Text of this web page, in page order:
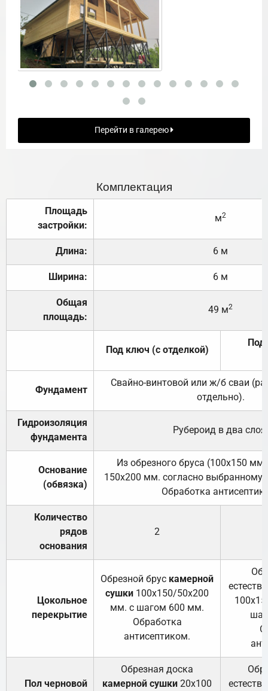
Перейти в галерею
Комплектация
Площадь
застройки:
м2
Длина: 6 м
Ширина: 6 м
Общая
площадь:
49 м2
Под ключ (с отделкой)
Под
Фундамент
Свайно-винтовой или ж/б сваи
отдельно).
Гидроизоляция
фундамента
Рубероид в два слоя.
Основание
(обвязка)
Из обрезного бруса (100х150
150х200 мм. согласно выбранному
Обработка
Количество
рядов
основания
2
Цокольное
перекрытие
Обрезной брус камерной
сушки 100х150/50х200
мм. с шагом 600 мм.
Обработка
антисептиком.
Пол черновой
Обрезная доска
камерной сушки 20х100